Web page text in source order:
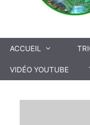
ACCUEIL
VIDÉO YOUTUBE